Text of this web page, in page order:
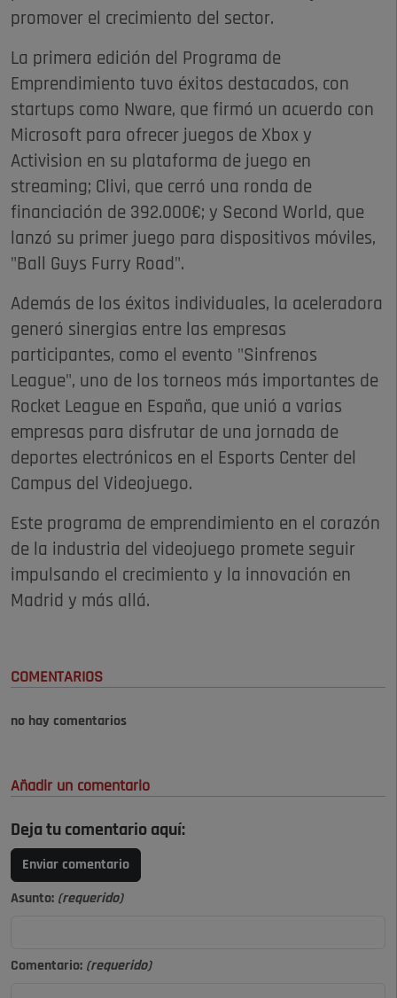
promover el crecimiento del sector.
La primera edición del Programa de
Emprendimiento tuvo éxitos destacados, con
startups como Nware, que firmó un acuerdo con
Microsoft para ofrecer juegos de Xbox y
Activision en su plataforma de juego en
streaming; Clivi, que cerró una ronda de
financiación de 392.000€; y Second World, que
lanzó su primer juego para dispositivos móviles,
"Ball Guys Furry Road".
Además de los éxitos individuales, la aceleradora
generó sinergias entre las empresas
participantes, como el evento "Sinfrenos
League", uno de los torneos más importantes de
Rocket League en España, que unió a varias
empresas para disfrutar de una jornada de
deportes electrónicos en el Esports Center del
Campus del Videojuego.
Este programa de emprendimiento en el corazón
de la industria del videojuego promete seguir
impulsando el crecimiento y la innovación en
Madrid y más allá.
COMENTARIOS
no hay comentarios
Añadir un comentario
Deja tu comentario aquí:
Enviar comentario
Asunto: (requerido)
Comentario: (requerido)